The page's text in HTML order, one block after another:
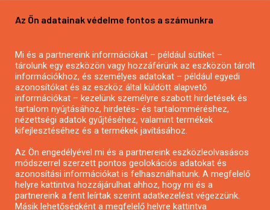
Mezőgazdasági pályázatírás
Pályázatírás civil szervezeteknek
Pályázatírás önkormányzatoknak
Pályázatfigyelés
Specifikus pályázatfigyelés vagy hírlevél
Pályázatok magánszemélyeknek
Pályázatok civil szervezeteknek
Az Ön adatainak védelme fontos a számunkra
Mi és a partnereink információkat – például sütiket –
tárolunk egy eszközön vagy hozzáférünk az eszközön tárolt
információkhoz, és személyes adatokat – például egyedi
azonosítókat és az eszköz által küldött alapvető
információkat – kezelünk személyre szabott hirdetések és
tartalom nyújtásához, hirdetés- és tartalomméréshez,
nézettségi adatok gyűjtéséhez, valamint termékek
kifejlesztéséhez és a termékek javításához.
Az Ön engedélyével mi és a partnereink eszközleolvasásos
módszerrel szerzett pontos geolokációs adatokat és
azonosítási információkat is felhasználhatunk. A megfelelő
helyre kattintva hozzájárulhat ahhoz, hogy mi és a
partnereink a fent leírtak szerint adatkezelést végezzünk.
Másik lehetőségként a megfelelő helyre kattintva